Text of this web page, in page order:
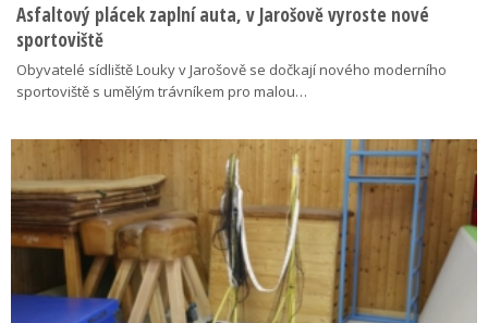
Asfaltový plácek zaplní auta, v Jarošově vyroste nové
sportoviště
Obyvatelé sídliště Louky v Jarošově se dočkají nového moderního
sportoviště s umělým trávníkem pro malou…